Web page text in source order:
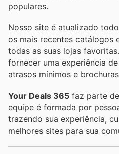
populares.
Nosso site é atualizado
os mais recentes catálogos
todas as suas lojas
fornecer uma experiência
atrasos mínimos e
Your Deals 365 faz parte de
equipe é formada por
trazendo sua experiência,
melhores sites para sua